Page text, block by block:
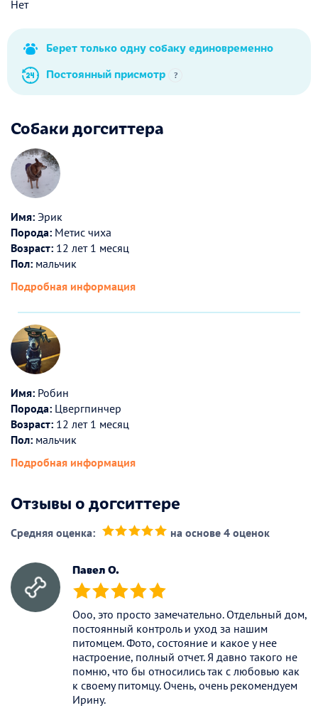
Нет
Берет только одну собаку единовременно
Постоянный присмотр
?
Собаки догситтера
Имя: Эрик
Порода: Метис чиха
Возраст: 12 лет 1 месяц
Пол: мальчик
Подробная информация
Имя: Робин
Порода: Цвергпинчер
Возраст: 12 лет 1 месяц
Пол: мальчик
Подробная информация
Отзывы о догситтере
Средняя оценка: на основе 4 оценок
Павел О.
(*) (*) (*) (*) (*)
Ооо, это просто замечательно. Отдельный дом,
постоянный контроль и уход за нашим
питомцем. Фото, состояние и какое у нее
настроение, полный отчет. Я давно такого не
помню, что бы относились так с любовью как
к своему питомцу. Очень, очень рекомендуем
Ирину.